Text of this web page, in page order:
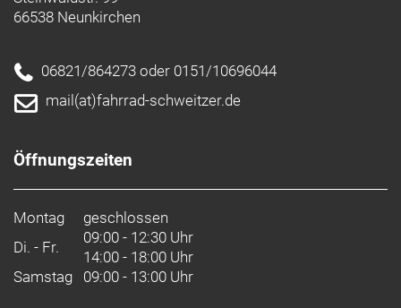
66538 Neunkirchen
06821/864273 oder 0151/10696044
mail(at)fahrrad-schweitzer.de
Öffnungszeiten
Montag
geschlossen
Di. - Fr.
09:00 - 12:30 Uhr
14:00 - 18:00 Uhr
Samstag 09:00 - 13:00 Uhr